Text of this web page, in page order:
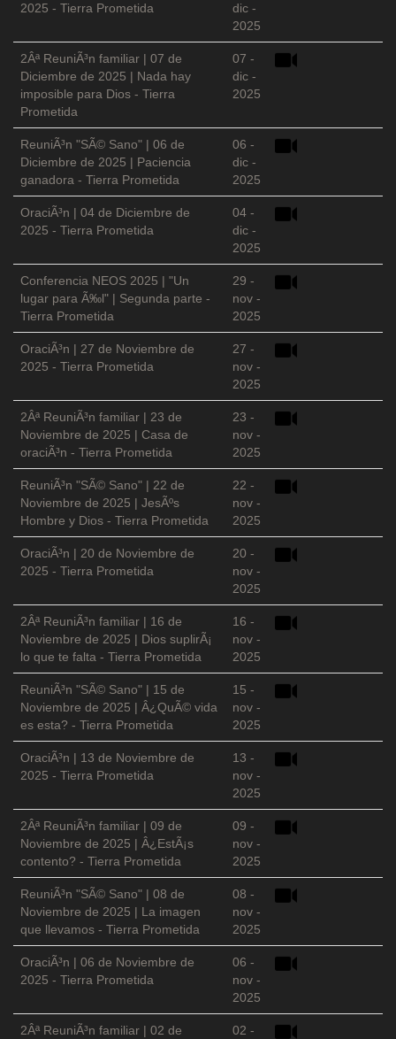
2025 - Tierra Prometida
dic -
2025
2Âª ReuniÃ³n familiar | 07 de
Diciembre de 2025 | Nada hay
imposible para Dios - Tierra
Prometida
07 -
dic -
2025
ReuniÃ³n "SÃ© Sano" | 06 de
Diciembre de 2025 | Paciencia
ganadora - Tierra Prometida
06 -
dic -
2025
OraciÃ³n | 04 de Diciembre de
2025 - Tierra Prometida
04 -
dic -
2025
Conferencia NEOS 2025 | "Un
lugar para Ã‰l" | Segunda parte -
Tierra Prometida
29 -
nov -
2025
OraciÃ³n | 27 de Noviembre de
2025 - Tierra Prometida
27 -
nov -
2025
2Âª ReuniÃ³n familiar | 23 de
Noviembre de 2025 | Casa de
oraciÃ³n - Tierra Prometida
23 -
nov -
2025
ReuniÃ³n "SÃ© Sano" | 22 de
Noviembre de 2025 | JesÃºs
Hombre y Dios - Tierra Prometida
22 -
nov -
2025
OraciÃ³n | 20 de Noviembre de
2025 - Tierra Prometida
20 -
nov -
2025
2Âª ReuniÃ³n familiar | 16 de
Noviembre de 2025 | Dios suplirÃ¡
lo que te falta - Tierra Prometida
16 -
nov -
2025
ReuniÃ³n "SÃ© Sano" | 15 de
Noviembre de 2025 | Â¿QuÃ© vida
es esta? - Tierra Prometida
15 -
nov -
2025
OraciÃ³n | 13 de Noviembre de
2025 - Tierra Prometida
13 -
nov -
2025
2Âª ReuniÃ³n familiar | 09 de
Noviembre de 2025 | Â¿EstÃ¡s
contento? - Tierra Prometida
09 -
nov -
2025
ReuniÃ³n "SÃ© Sano" | 08 de
Noviembre de 2025 | La imagen
que llevamos - Tierra Prometida
08 -
nov -
2025
OraciÃ³n | 06 de Noviembre de
2025 - Tierra Prometida
06 -
nov -
2025
2Âª ReuniÃ³n familiar | 02 de
02 -